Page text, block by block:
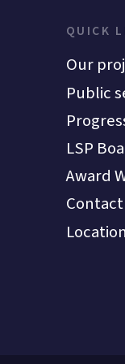
QUICK
Our
Public
LSP
Award